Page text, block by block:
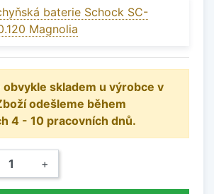
baterie Schock SC-
Magnolia
obvykle skladem u výrobce v
odešleme během
4 - 10 pracovních dnů.
+